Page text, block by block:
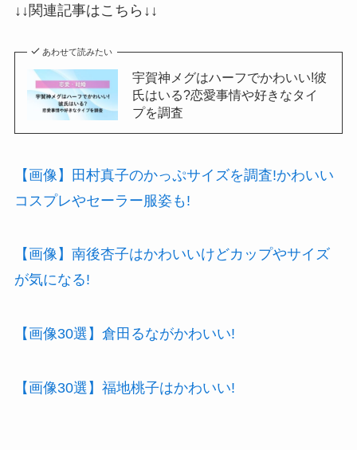
↓↓関連記事はこちら↓↓
あわせて読みたい
宇賀神メグはハーフでかわいい!彼
氏はいる?恋愛事情や好きなタイ
プを調査
【画像】田村真子のかっぷサイズを調査!かわいい
コスプレやセーラー服姿も!
【画像】南後杏子はかわいいけどカップやサイズ
が気になる!
【画像30選】倉田るながかわいい!
【画像30選】福地桃子はかわいい!